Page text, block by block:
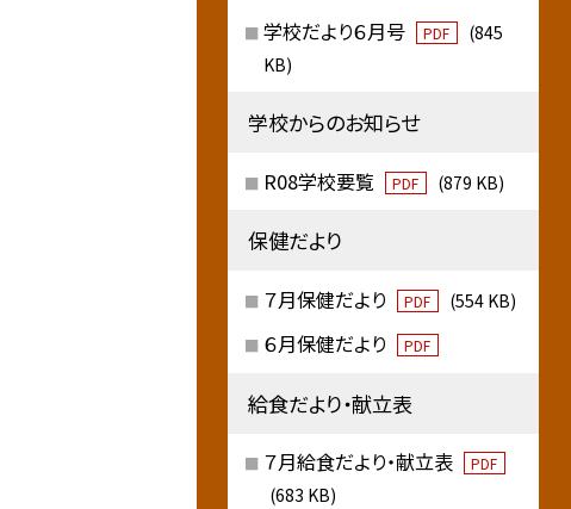
学校だより６月号 PDF
(845
KB)
学校からのお知らせ
R08学校要覧 PDF (879 KB)
保健だより
７月保健だより PDF (554 KB)
６月保健だより PDF
給食だより・献立表
７月給食だより・献立表 PDF
(683 KB)